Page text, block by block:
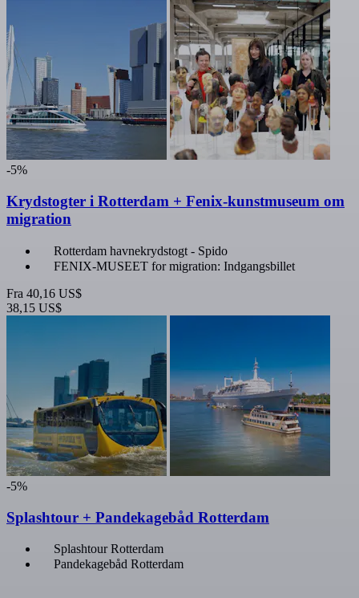
-5%
Krydstogter i Rotterdam + Fenix-kunstmuseum om
migration
Rotterdam havnekrydstogt - Spido
FENIX-MUSEET for migration: Indgangsbillet
Fra 40,16 US$
38,15 US$
-5%
Splashtour + Pandekagebåd Rotterdam
Splashtour Rotterdam
Pandekagebåd Rotterdam